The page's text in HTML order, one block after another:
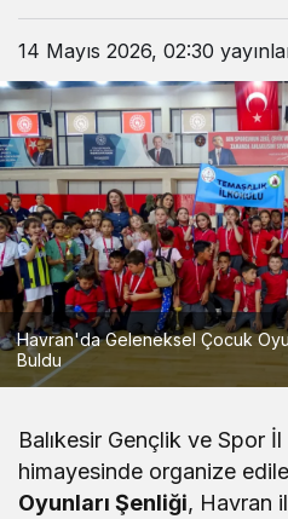
14 Mayıs 2026, 02:30
Havran'da Geleneksel Çocuk
Buldu
Balıkesir Gençlik ve Spor
himayesinde organize
Oyunları Şenliği, Havran